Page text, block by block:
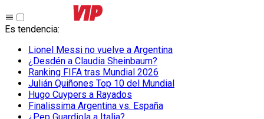
Es tendencia:
Lionel Messi no vuelve a Argentina
¿Desdén a Claudia Sheinbaum?
Ranking FIFA tras Mundial 2026
Julián Quiñones Top 10 del Mundial
Hugo Cuypers a Rayados
Finalissima Argentina vs. España